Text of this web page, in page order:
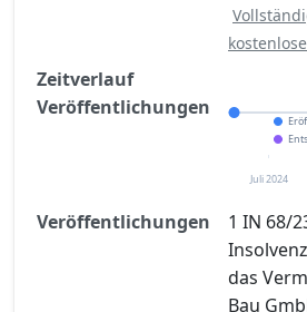
Zeitverlauf
Veröffentlichungen
Juli 2024
Veröffentlichungen
1 IN 68/
das
Bau